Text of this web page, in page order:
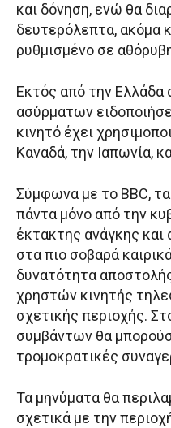
και δόνηση, ενώ θα
δευτερόλεπτα, ακόμα
ρυθμισμένο σε
Εκτός από την Ελλάδα
ασύρματων
κινητό έχει
Καναδά, την Ιαπωνία,
Σύμφωνα με το BBC,
πάντα μόνο από την
έκτακτης ανάγκης
στα πιο σοβαρά
δυνατότητα
χρηστών κινητής
σχετικής περιοχής.
συμβάντων θα
τρομοκρατικές
Τα μηνύματα θα
σχετικά με την